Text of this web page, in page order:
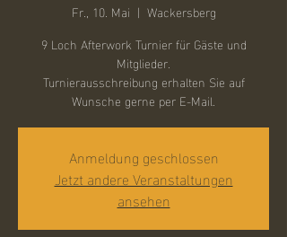
Fr., 10. Mai
  |
Wackersberg
9 Loch Afterwork Turnier für Gäste und
Mitglieder.
Turnierausschreibung erhalten Sie auf
Wunsche gerne per E-Mail.
Anmeldung geschlossen
Jetzt andere Veranstaltungen
ansehen